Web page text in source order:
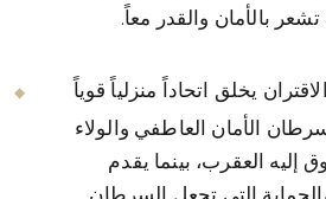
بالأمان والقدر معاً.
يخلق اتحاداً منزلياً قوياً
الأمان العاطفي والولاء
إليه العقرب، بينما يقدم